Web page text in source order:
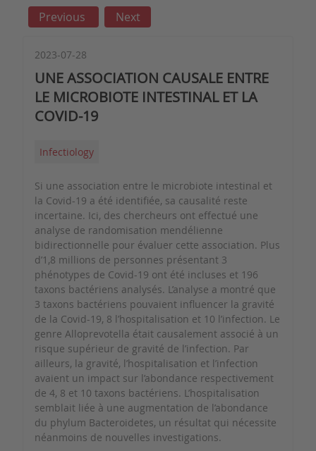
INSTITUTIONS
PRESS REVIEWS
Previous Next
2023-07-28
UNE ASSOCIATION CAUSALE ENTRE
LE MICROBIOTE INTESTINAL ET LA
COVID-19
Infectiology
Si une association entre le microbiote intestinal et
la Covid-19 a été identifiée, sa causalité reste
incertaine. Ici, des chercheurs ont effectué une
analyse de randomisation mendélienne
bidirectionnelle pour évaluer cette association. Plus
d’1,8 millions de personnes présentant 3
phénotypes de Covid-19 ont été incluses et 196
taxons bactériens analysés. L’analyse a montré que
3 taxons bactériens pouvaient influencer la gravité
de la Covid-19, 8 l’hospitalisation et 10 l’infection. Le
genre Alloprevotella était causalement associé à un
risque supérieur de gravité de l’infection. Par
ailleurs, la gravité, l’hospitalisation et l’infection
avaient un impact sur l’abondance respectivement
de 4, 8 et 10 taxons bactériens. L’hospitalisation
semblait liée à une augmentation de l’abondance
du phylum Bacteroidetes, un résultat qui nécessite
néanmoins de nouvelles investigations.